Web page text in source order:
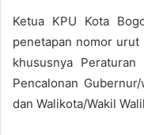
Ketua KPU Kota
penetapan nomor
khususnya
Pencalonan
dan Walikota/Wakil